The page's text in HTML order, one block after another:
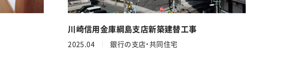
川崎信用金庫綱島支店新築建替工事
2025.04 銀行の支店・共同住宅